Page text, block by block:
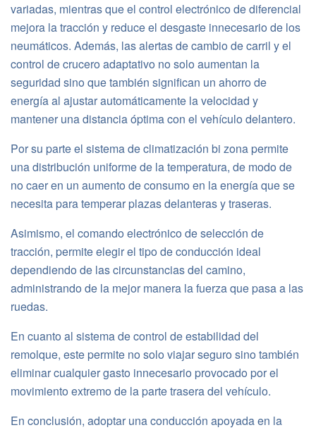
variadas, mientras que el control electrónico de diferencial
mejora la tracción y reduce el desgaste innecesario de los
neumáticos. Además, las alertas de cambio de carril y el
control de crucero adaptativo no solo aumentan la
seguridad sino que también significan un ahorro de
energía al ajustar automáticamente la velocidad y
mantener una distancia óptima con el vehículo delantero.
Por su parte el sistema de climatización bi zona permite
una distribución uniforme de la temperatura, de modo de
no caer en un aumento de consumo en la energía que se
necesita para temperar plazas delanteras y traseras.
Asimismo, el comando electrónico de selección de
tracción, permite elegir el tipo de conducción ideal
dependiendo de las circunstancias del camino,
administrando de la mejor manera la fuerza que pasa a las
ruedas.
En cuanto al sistema de control de estabilidad del
remolque, este permite no solo viajar seguro sino también
eliminar cualquier gasto innecesario provocado por el
movimiento extremo de la parte trasera del vehículo.
En conclusión, adoptar una conducción apoyada en la